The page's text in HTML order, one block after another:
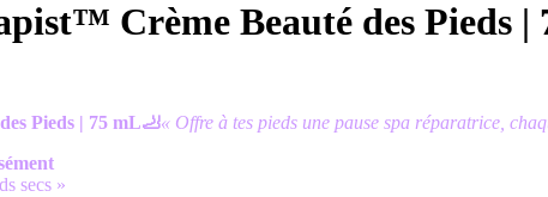
Crème Beauté des Pieds |
Pieds | 75 mL🦶« Offre à tes pieds une pause spa réparatrice,
secs »